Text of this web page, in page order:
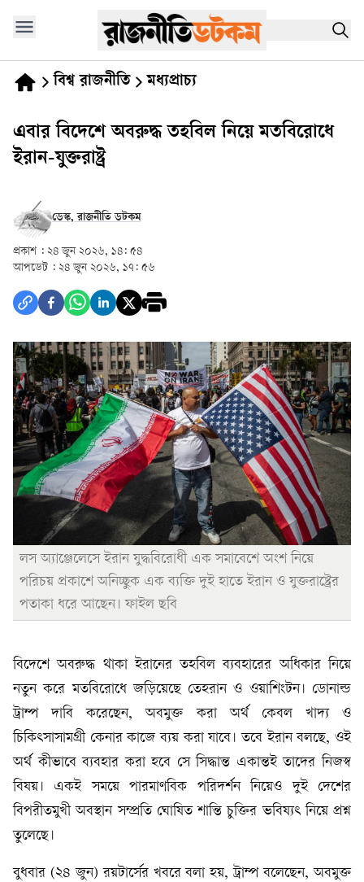
বিশ্ব রাজনীতি মধ্যপ্রাচ্য
এবার বিদেশে অবরুদ্ধ তহবিল নিয়ে মতবিরোধে
ইরান-যুক্তরাষ্ট্র
ডেস্ক, রাজনীতি ডটকম
প্রকাশ : ২৪ জুন ২০২৬, ১৪: ৫৪
আপডেট : ২৪ জুন ২০২৬, ১৭: ৫৬
লস অ্যাঞ্জেলেসে ইরান যুদ্ধবিরোধী এক সমাবেশে অংশ নিয়ে
পরিচয় প্রকাশে অনিচ্ছুক এক ব্যক্তি দুই হাতে ইরান ও যুক্তরাষ্ট্রের
পতাকা ধরে আছেন। ফাইল ছবি
বিদেশে অবরুদ্ধ থাকা ইরানের তহবিল ব্যবহারের অধিকার নিয়ে
নতুন করে মতবিরোধে জড়িয়েছে তেহরান ও ওয়াশিংটন। ডোনাল্ড
ট্রাম্প দাবি করেছেন, অবমুক্ত করা অর্থ কেবল খাদ্য ও
চিকিৎসাসামগ্রী কেনার কাজে ব্যয় করা যাবে। তবে ইরান বলছে, ওই
অর্থ কীভাবে ব্যবহার করা হবে সে সিদ্ধান্ত একান্তই তাদের নিজস্ব
বিষয়। একই সময়ে পারমাণবিক পরিদর্শন নিয়েও দুই দেশের
বিপরীতমুখী অবস্থান সম্প্রতি ঘোষিত শান্তি চুক্তির ভবিষ্যৎ নিয়ে প্রশ্ন
তুলেছে।
বুধবার (২৪ জুন) রয়টার্সের খবরে বলা হয়, ট্রাম্প বলেছেন, অবমুক্ত